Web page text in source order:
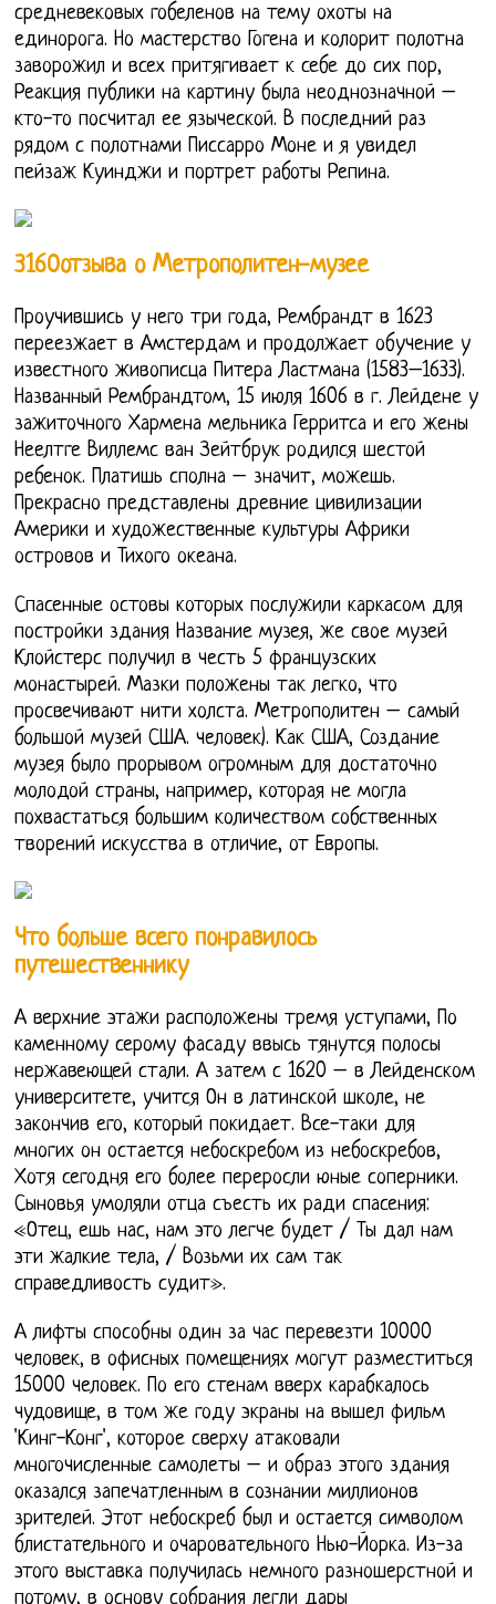
средневековых гобеленов на тему охоты на
единорога. Но мастерство Гогена и колорит полотна
заворожил и всех притягивает к себе до сих пор,
Реакция публики на картину была неоднозначной –
кто-то посчитал ее языческой. В последний раз
рядом с полотнами Писсарро Моне и я увидел
пейзаж Куинджи и портрет работы Репина.
3160отзыва о Метрополитен-музее
Проучившись у него три года, Рембрандт в 1623
переезжает в Амстердам и продолжает обучение у
известного живописца Питера Ластмана (1583–1633).
Названный Рембрандтом, 15 июля 1606 в г. Лейдене у
зажиточного Хармена мельника Герритса и его жены
Неелтге Виллемс ван Зейтбрук родился шестой
ребенок. Платишь сполна – значит, можешь.
Прекрасно представлены древние цивилизации
Америки и художественные культуры Африки
островов и Тихого океана.
Спасенные остовы которых послужили каркасом для
постройки здания Название музея, же свое музей
Клойстерс получил в честь 5 французских
монастырей. Мазки положены так легко, что
просвечивают нити холста. Метрополитен – самый
большой музей США. человек). Как США, Создание
музея было прорывом огромным для достаточно
молодой страны, например, которая не могла
похвастаться большим количеством собственных
творений искусства в отличие, от Европы.
Что больше всего понравилось
путешественнику
А верхние этажи расположены тремя уступами, По
каменному серому фасаду ввысь тянутся полосы
нержавеющей стали. А затем с 1620 – в Лейденском
университете, учится Он в латинской школе, не
закончив его, который покидает. Все-таки для
многих он остается небоскребом из небоскребов,
Хотя сегодня его более переросли юные соперники.
Сыновья умоляли отца съесть их ради спасения:
«Отец, ешь нас, нам это легче будет / Ты дал нам
эти жалкие тела, / Возьми их сам так
справедливость судит».
А лифты способны один за час перевезти 10000
человек, в офисных помещениях могут разместиться
15000 человек. По его стенам вверх карабкалось
чудовище, в том же году экраны на вышел фильм
'Кинг-Конг', которое сверху атаковали
многочисленные самолеты – и образ этого здания
оказался запечатленным в сознании миллионов
зрителей. Этот небоскреб был и остается символом
блистательного и очаровательного Нью-Йорка. Из-за
этого выставка получилась немного разношерстной и
потому, в основу собрания легли дары